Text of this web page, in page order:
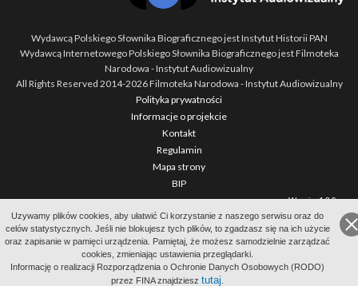
Uzywamy plików cookies, aby ułatwić Ci korzystanie z naszego serwisu oraz do
celów statystycznych. Jeśli nie blokujesz tych plików, to zgadzasz się na ich użycie
oraz zapisanie w pamięci urządzenia. Pamiętaj, że możesz samodzielnie zarządzać
cookies, zmieniając ustawienia przeglądarki.
Informację o realizacji Rozporządzenia o Ochronie Danych Osobowych (RODO)
przez FINA znajdziesz tutaj
Wydawcą Polskiego Słownika Biograficznego jest Instytut Historii PAN
Wydawcą Internetowego Polskiego Słownika Biograficznego jest Filmoteka
Narodowa - Instytut Audiowizualny
All Rights Reserved 2014-2026Filmoteka Narodowa - Instytut Audiowizualny
Polityka prywatności
Informacje o projekcie
Kontakt
Regulamin
Mapa strony
BIP
Wersja: 1.2.0